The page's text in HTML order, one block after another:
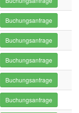
Buchungsanfrage
Buchungsanfrage
Buchungsanfrage
Buchungsanfrage
Buchungsanfrage